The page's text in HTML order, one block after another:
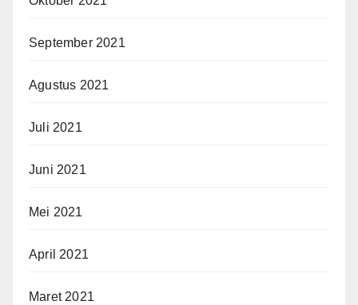
September 2021
Agustus 2021
Juli 2021
Juni 2021
Mei 2021
April 2021
Maret 2021